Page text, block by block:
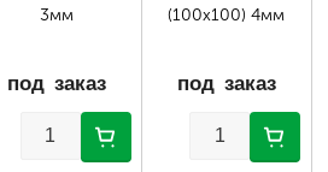
3мм
под заказ
(100х100) 4мм
под заказ